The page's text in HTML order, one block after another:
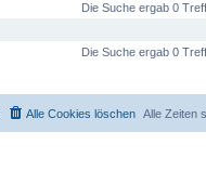
Die Suche ergab 0
Die Suche ergab 0
Alle Zeiten
Alle Cookies löschen